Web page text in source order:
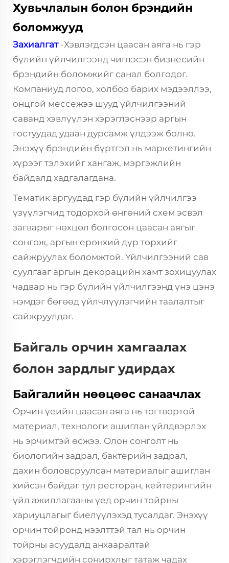
Хувьчлалын болон брэндийн
боломжууд
Захиалгат -Хэвлэгдсэн цаасан аяга нь гэр
бүлийн үйлчилгээнд чиглэсэн бизнесийн
брэндийн боломжийг санал болгодог.
Компаниуд логоо, холбоо барих мэдээллээ,
онцгой мессежээ шууд үйлчилгээний
саванд хэвлүүлэн хэрэглэснээр аргын
гостуудад удаан дурсамж үлдээж болно.
Энэхүү брэндийн бүртгэл нь маркетингийн
хүрээг тэлэхийг хангаж, мэргэжлийн
байдалд хадгалагдана.
Тематик аргуудад гэр бүлийн үйлчилгээ
үзүүлэгчид тодорхой өнгөний схем эсвэл
загварыг нөхцөл болгосон цаасан аягыг
сонгож, аргын ерөнхий дүр төрхийг
сайжруулах боломжтой. Үйлчилгээний сав
суулгааг аргын декорацийн хамт зохицуулах
чадвар нь гэр бүлийн үйлчилгээнд үнэ цэнэ
нэмдэг бөгөөд үйлчлүүлэгчийн таалалтыг
сайжруулдаг.
Байгаль орчин хамгаалах
болон зардлыг удирдах
Байгалийн нөөцөөс санаачлах
Орчин үеийн цаасан аяга нь тогтвортой
материал, технологи ашиглан үйлдвэрлэх
нь эрчимтэй өсжээ. Олон сонголт нь
биологийн задрал, бактерийн задрал,
дахин боловсруулсан материалыг ашиглан
хийсэн байдаг тул ресторан, кейтерингийн
үйл ажиллагааны үед орчин тойрны
хариуцлагыг биелүүлэхэд тусалдаг. Энэхүү
орчин тойронд нээлттэй тал нь орчин
тойрны асуудалд анхааралтай
хэрэглэгчдийн сонирхлыг татаж чадах